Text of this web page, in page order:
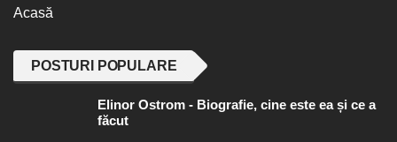
Elinor Ostrom - Biografie, cine este ea și ce a